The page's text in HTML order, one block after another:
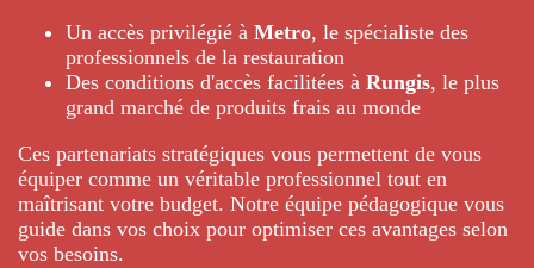
Un accès privilégié à Metro, le spécialiste des
professionnels de la restauration
Des conditions d'accès facilitées à Rungis, le plus
grand marché de produits frais au monde
Ces partenariats stratégiques vous permettent de vous
équiper comme un véritable professionnel tout en
maîtrisant votre budget. Notre équipe pédagogique vous
guide dans vos choix pour optimiser ces avantages selon
vos besoins.